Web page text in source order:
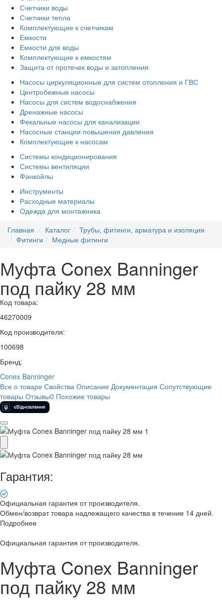
Счетчики воды
Счетчики тепла
Комплектующие к счетчикам
Емкости
Емкости для воды
Комплектующие к емкостям
Защита от протечек воды и затопления
Насосы циркуляционные для систем отопления и ГВС
Центробежные насосы
Насосы для систем водоснабжения
Дренажные насосы
Фекальные насосы для канализации
Насосные станции повышения давления
Комплектующие к насосам
Системы кондиционирования
Системы вентиляции
Фанкойлы
Инструменты
Расходные материалы
Одежда для монтажника
Главная
Каталог
Трубы, фитинги, арматура и изоляция
Фитинги
Медные фитинги
​Муфта Conex Banninger
под пайку 28 мм
Код товара:
46270009
Код производителя:
100698
Бренд:
Conex Banninger
Все о товаре Свойства Описание Документация Сопутствующие
товары Отзывы0 Похожие товары
Гарантия:
Официальная гарантия от производителя.
Обмен/возврат товара надлежащего качества в течение 14 дней.
Подробнее
Официальная гарантия от производителя.
​Муфта Conex Banninger
под пайку 28 мм